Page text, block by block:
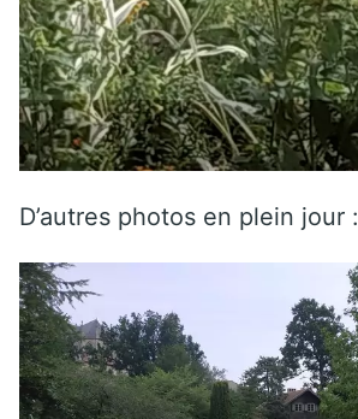
D’autres photos en plein jour :